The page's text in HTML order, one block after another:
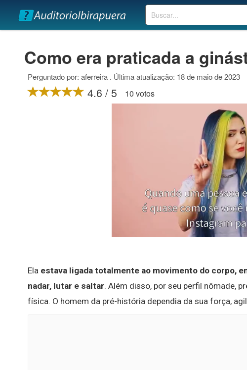
Buscar
Como era praticada a
Perguntado por: aferreira . Última atualização: 18 de maio de 2023
4.6 / 5 10 votos
Ela estava ligada totalmente ao movimento do corpo,
nadar, lutar e saltar. Além disso, por seu perfil nômade,
física. O homem da pré-história dependia da sua força,